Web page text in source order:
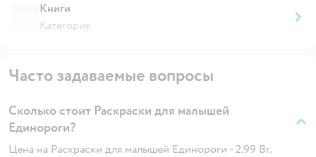
Книги
Категория
Часто задаваемые вопросы
Сколько стоит Раскраски для малышей
Единороги?
Цена на Раскраски для малышей Единороги - 2.99 Br.